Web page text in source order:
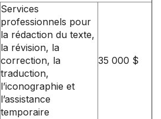
Services
professionnels pour
la rédaction du texte,
la révision, la
correction, la
traduction,
l’iconographie et
l’assistance
temporaire
35 000 $